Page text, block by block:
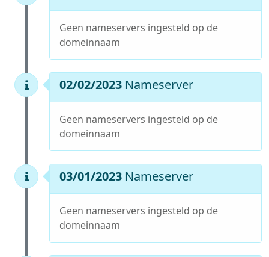
Geen nameservers ingesteld op de
domeinnaam
02/02/2023 Nameserver
Geen nameservers ingesteld op de
domeinnaam
03/01/2023 Nameserver
Geen nameservers ingesteld op de
domeinnaam